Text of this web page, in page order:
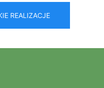
REALIZACJE